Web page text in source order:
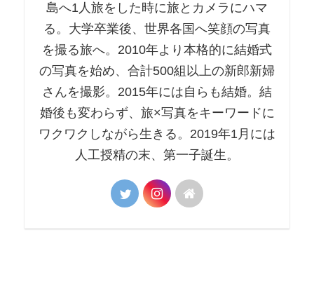
島へ1人旅をした時に旅とカメラにハマ
る。大学卒業後、世界各国へ笑顔の写真
を撮る旅へ。2010年より本格的に結婚式
の写真を始め、合計500組以上の新郎新婦
さんを撮影。2015年には自らも結婚。結
婚後も変わらず、旅×写真をキーワードに
ワクワクしながら生きる。2019年1月には
人工授精の末、第一子誕生。